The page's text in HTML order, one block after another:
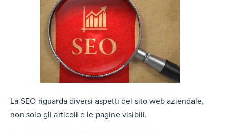
La SEO riguarda diversi aspetti del sito web aziendale,
non solo gli articoli e le pagine visibili.